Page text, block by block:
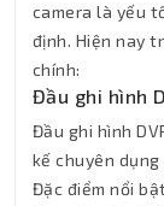
camera là yếu
định. Hiện nay
chính:
Đầu ghi hình
Đầu ghi hình
kế chuyên
Đặc điểm nổi